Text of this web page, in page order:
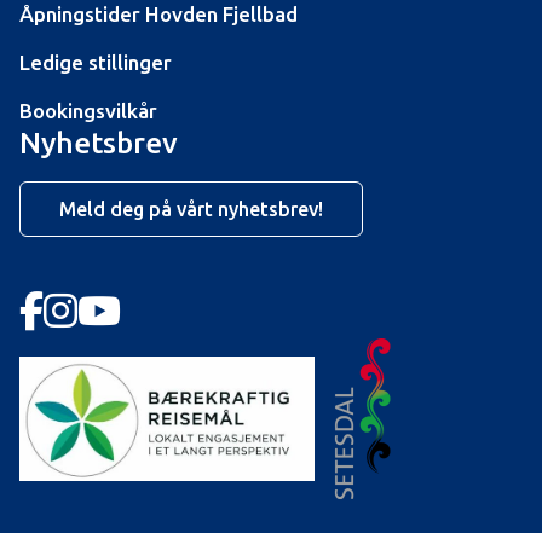
Åpningstider Hovden Fjellbad
Ledige stillinger
Bookingsvilkår
Nyhetsbrev
Meld deg på vårt nyhetsbrev!